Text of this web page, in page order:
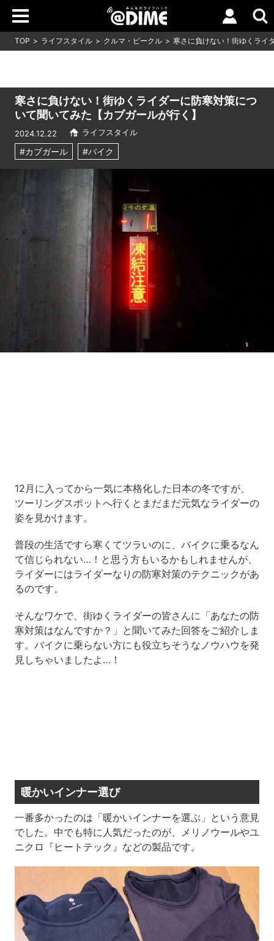
TOP ライフスタイル クルマ・ビークル 寒さに負けない！街ゆくライ
寒さに負けない！街ゆくライダーに防寒対策につ
いて聞いてみた【カブガールが行く】
2024.12.22 ライフスタイル
#カブガール #バイク
12月に入ってから一気に本格化した日本の冬ですが、
ツーリングスポットへ行くとまだまだ元気なライダーの
姿を見かけます。
普段の生活ですら寒くてツラいのに、バイクに乗るなん
て信じられない…！と思う方もいるかもしれませんが、
ライダーにはライダーなりの防寒対策のテクニックがあ
るのです。
そんなワケで、街ゆくライダーの皆さんに「あなたの防
寒対策はなんですか？」と聞いてみた回答をご紹介しま
す。バイクに乗らない方にも役立ちそうなノウハウを発
見しちゃいましたよ…！
暖かいインナー選び
一番多かったのは「暖かいインナーを選ぶ」という意見
でした。中でも特に人気だったのが、メリノウールやユ
ニクロ『ヒートテック』などの製品です。